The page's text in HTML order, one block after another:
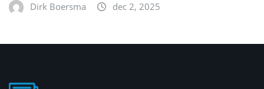
Dirk Boersma dec 2, 2025